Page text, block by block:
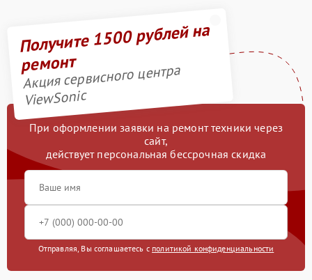
Получите 1500 рублей на
ремонт
Акция сервисного центра
ViewSonic
При оформлении заявки на ремонт техники через
сайт,
действует персональная бессрочная скидка
Отправляя, Вы соглашаетесь с политикой конфиденциальности